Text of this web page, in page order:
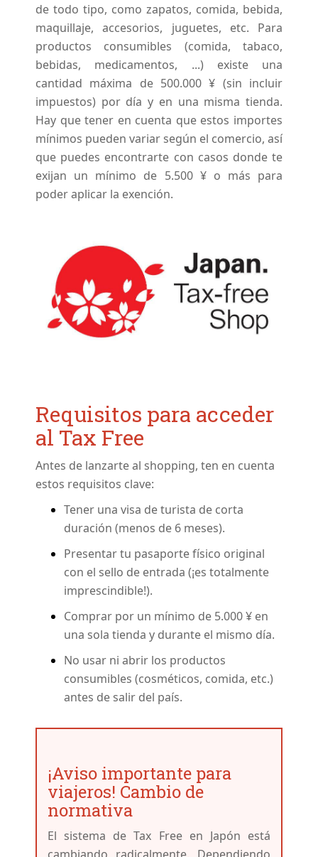
de todo tipo, como zapatos, comida, bebida,
maquillaje, accesorios, juguetes, etc. Para
productos consumibles (comida, tabaco,
bebidas, medicamentos, ...) existe una
cantidad máxima de 500.000 ¥ (sin incluir
impuestos) por día y en una misma tienda.
Hay que tener en cuenta que estos importes
mínimos pueden variar según el comercio, así
que puedes encontrarte con casos donde te
exijan un mínimo de 5.500 ¥ o más para
poder aplicar la exención.
Requisitos para acceder
al Tax Free
Antes de lanzarte al shopping, ten en cuenta
estos requisitos clave:
Tener una visa de turista de corta
duración (menos de 6 meses).
Presentar tu pasaporte físico original
con el sello de entrada (¡es totalmente
imprescindible!).
Comprar por un mínimo de 5.000 ¥ en
una sola tienda y durante el mismo día.
No usar ni abrir los productos
consumibles (cosméticos, comida, etc.)
antes de salir del país.
¡Aviso importante para
viajeros! Cambio de
normativa
El sistema de Tax Free en Japón está